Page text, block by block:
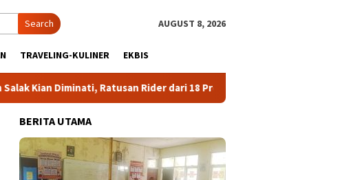
Search AUGUST 8, 2026
TRAVELING-KULINER EKBIS
Ratusan Rider dari 18 Provinsi Ramaikan Bupati Bogor Cup 2026
BERITA UTAMA